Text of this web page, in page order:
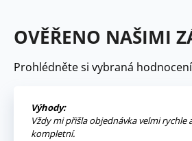
OVĚŘENO NAŠIMI
Prohlédněte si vybraná
Výhody:
Vždy mi přišla objednávka velmi rychle
kompletní.